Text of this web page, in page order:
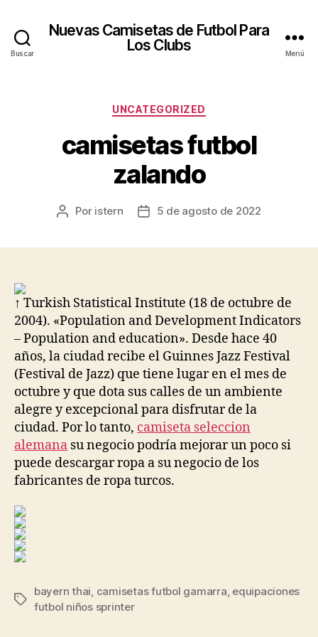
Buscar
Nuevas Camisetas de Futbol Para
Los Clubs
Menú
Categorías
UNCATEGORIZED
camisetas futbol
zalando
Autor
Por istern
Fecha5 de agosto de 2022
↑ Turkish Statistical Institute (18 de octubre de
2004). «Population and Development Indicators
– Population and education». Desde hace 40
años, la ciudad recibe el Guinnes Jazz Festival
(Festival de Jazz) que tiene lugar en el mes de
octubre y que dota sus calles de un ambiente
alegre y excepcional para disfrutar de la
ciudad. Por lo tanto, camiseta seleccion
alemana su negocio podría mejorar un poco si
puede descargar ropa a su negocio de los
fabricantes de ropa turcos.
Etiquetas
bayern thai, camisetas futbol gamarra, equipaciones
futbol niños sprinter